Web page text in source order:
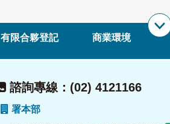
有限合夥登記 商業環境
諮詢專線：(02) 4121166
署本部